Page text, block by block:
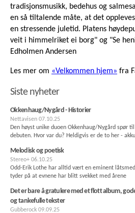
tradisjonsmusikk, bedehus og
en så tiltalende måte, at det
en stressende juletid. Platens
veit i himmelriket ei borg" og "Se
Edholmen Andersen
Les mer om «Velkommen hjem» fra
Siste nyheter
Okkenhaug/Nygård - Historier
Nettavisen 07.10.25
Den høyst unike duoen Okkenhaug/Nygård spør
debuten. Hvor var du? Heldigvis er de to her -
Melodisk og poetisk
Stereo+ 06.10.25
Odd-Erik Lothe har alltid vært en eminent
tyder på at evnene har blitt svekket med årene
Det er bare å gratulere med et flott album,
og tankefulle tekster
Gubberock 09.09.25